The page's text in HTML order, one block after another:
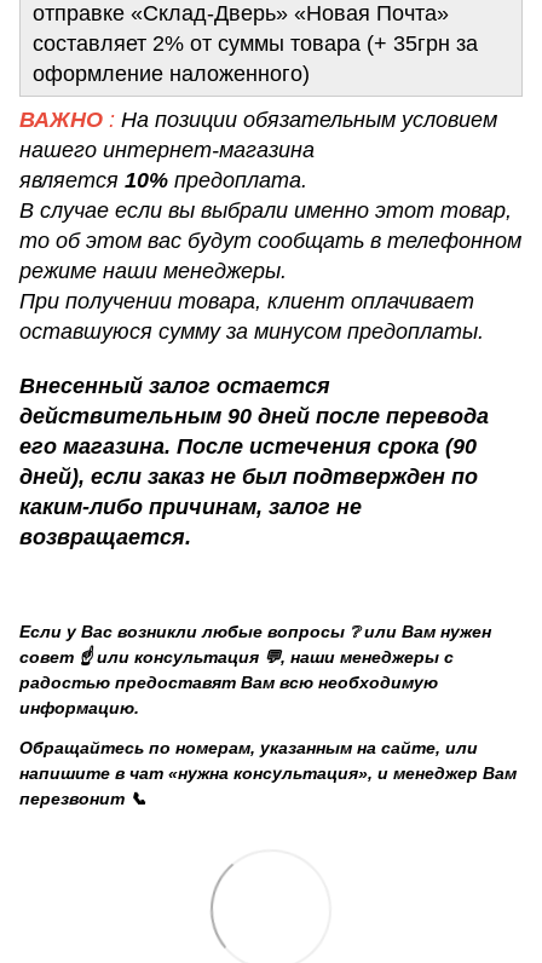
отправке «Склад-Дверь» «Новая Почта»
составляет 2% от суммы товара (+ 35грн за
оформление наложенного)
ВАЖНО : На позиции обязательным условием
нашего интернет-магазина
является 10% предоплата.
В случае если вы выбрали именно этот товар,
то об этом вас будут сообщать в телефонном
режиме наши менеджеры.
При получении товара, клиент оплачивает
оставшуюся сумму за минусом предоплаты.
Внесенный залог остается
действительным 90 дней после перевода
его магазина. После истечения срока (90
дней), если заказ не был подтвержден по
каким-либо причинам, залог не
возвращается.
Если у Вас возникли любые вопросы ❔ или Вам нужен
совет ☝️ или консультация 💬, наши менеджеры с
радостью предоставят Вам всю необходимую
информацию.
Обращайтесь по номерам, указанным на сайте, или
напишите в чат «нужна консультация», и менеджер Вам
перезвонит 📞